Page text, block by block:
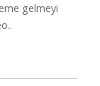
gelmeyi